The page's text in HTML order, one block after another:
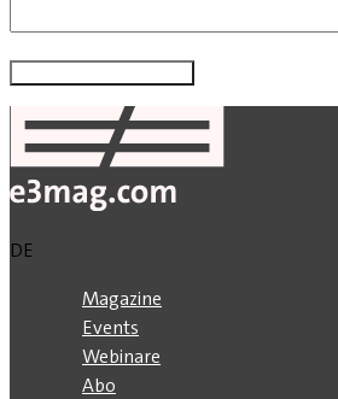
DE
Magazine
Events
Webinare
Abo